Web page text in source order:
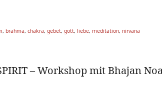
, brahma, chakra, gebet, gott, liebe, meditation, nirvana
– Workshop mit Bhajan